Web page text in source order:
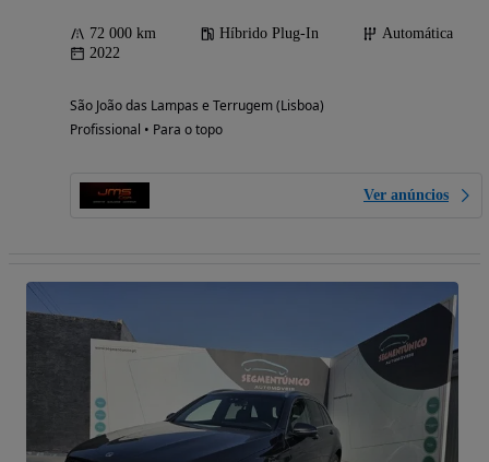
72 000 km Híbrido Plug-In
Automática
2022
São João das Lampas e Terrugem (Lisboa)
Profissional • Para o topo
Ver anúncios